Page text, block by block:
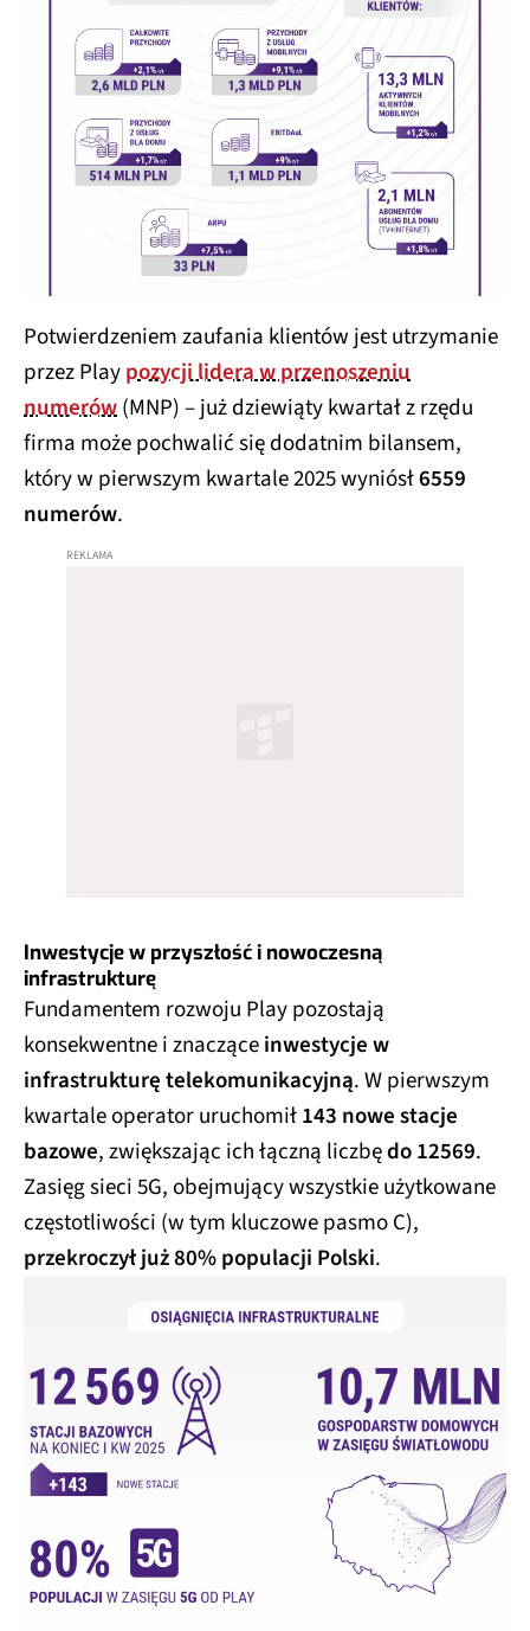
Potwierdzeniem zaufania klientów jest utrzymanie
przez Playpozycji lidera w przenoszeniu
numerów(MNP) – już dziewiąty kwartał z rzędu
firma może pochwalić się dodatnim bilansem,
który w pierwszym kwartale 2025 wyniósł6559
numerów.
Inwestycje w przyszłość i nowoczesną
infrastrukturę
Fundamentem rozwoju Play pozostają
konsekwentne i znacząceinwestycje w
infrastrukturę telekomunikacyjną. W pierwszym
kwartale operator uruchomił143 nowe stacje
bazowe, zwiększając ich łączną liczbędo 12569.
Zasięg sieci 5G, obejmujący wszystkie użytkowane
częstotliwości (w tym kluczowe pasmo C),
przekroczył już 80% populacji Polski.